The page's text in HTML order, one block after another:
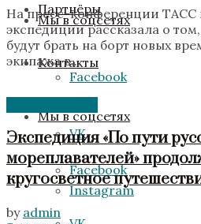
Мы в соцсетях
Facebook
VK
Instagram
Партнёры
Контакты
Мы в соцсетях
Facebook
На пресс-конференции ТАСС
экспедиции рассказала о
будут брать на борт новых
экипажа в...
Экспедиция «По пути
мореплавателей»
кругосветное
by admin